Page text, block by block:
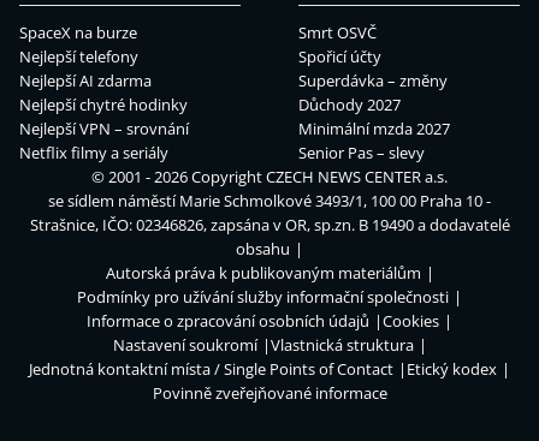
SpaceX na burze
Nejlepší telefony
Nejlepší AI zdarma
Nejlepší chytré hodinky
Nejlepší VPN – srovnání
Netflix filmy a seriály
Smrt OSVČ
Spořicí účty
Superdávka – změny
Důchody 2027
Minimální mzda 2027
Senior Pas – slevy
© 2001 - 2026 CopyrightCZECH NEWS CENTER a.s.
se sídlem náměstí Marie Schmolkové 3493/1, 100 00 Praha 10 -
Strašnice, IČO: 02346826, zapsána v OR, sp.zn. B 19490 a dodavatelé
obsahu
Autorská práva k publikovaným materiálům
Podmínky pro užívání služby informační společnosti
Informace o zpracování osobních údajů
Cookies
Nastavení soukromí
Vlastnická struktura
Jednotná kontaktní místa / Single Points of Contact
Etický kodex
Povinně zveřejňované informace